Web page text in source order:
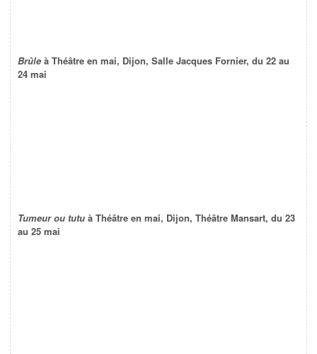
Brûle à Théâtre en mai, Dijon, Salle Jacques Fornier, du 22 au
24 mai
Tumeur ou tutu à Théâtre en mai, Dijon, Théâtre Mansart, du 23
au 25 mai